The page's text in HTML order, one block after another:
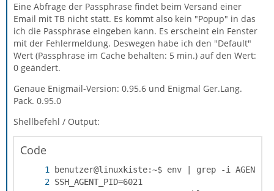
Eine Abfrage der Passphrase findet beim Versand einer
Email mit TB nicht statt. Es kommt also kein "Popup" in das
ich die Passphrase eingeben kann. Es erscheint ein Fenster
mit der Fehlermeldung. Deswegen habe ich den "Default"
Wert (Passphrase im Cache behalten: 5 min.) auf den Wert:
0 geändert.
Genaue Enigmail-Version: 0.95.6 und Enigmal Ger.Lang.
Pack. 0.95.0
Shellbefehl / Output:
Code